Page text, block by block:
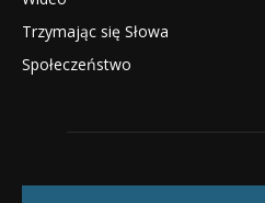
Trzymając się Słowa
Społeczeństwo